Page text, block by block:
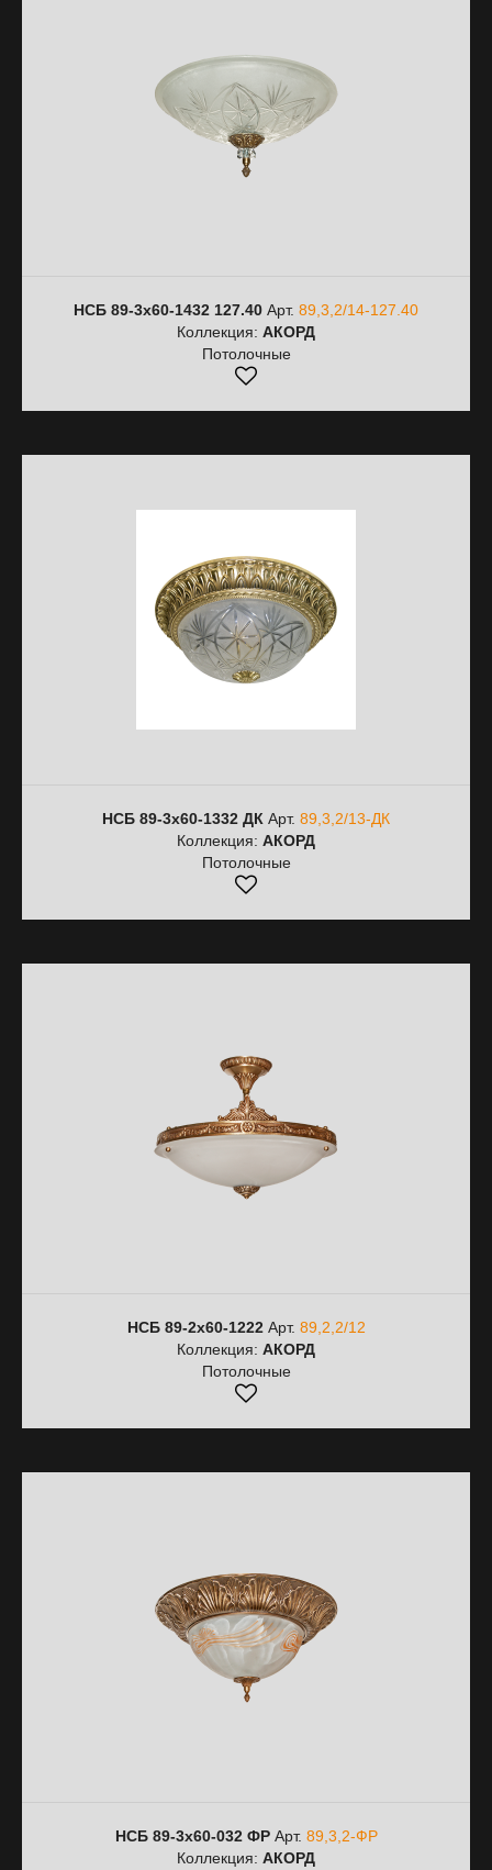
НСБ 89-3х60-1432 127.40 Арт. 89,3,2/14-127.40
Коллекция: АКОРД
Потолочные
НСБ 89-3х60-1332 ДК Арт. 89,3,2/13-ДК
Коллекция: АКОРД
Потолочные
НСБ 89-2х60-1222Арт. 89,2,2/12
Коллекция: АКОРД
Потолочные
НСБ 89-3х60-032 ФРАрт. 89,3,2-ФР
Коллекция: АКОРД